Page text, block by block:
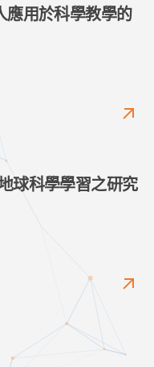
應用於科學教學的
球科學學習之研究